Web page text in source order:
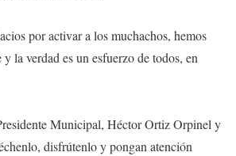
por activar a los muchachos, hemos
la verdad es un esfuerzo de todos, en
Municipal, Héctor Ortiz Orpinel y
disfrútenlo y pongan atención